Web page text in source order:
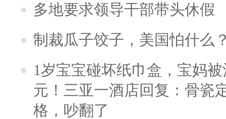
多地要求领导干部带头休假
制裁瓜子饺子，美国怕什么
1岁宝宝碰坏纸巾盒，宝妈
元！三亚一酒店回复：骨瓷
格，吵翻了